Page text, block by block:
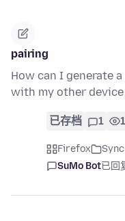
pairing
How can I generate
with my other device
已存档 1
Firefox
SuMo Bot已回